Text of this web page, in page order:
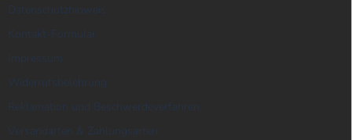
Datenschutzhinweis
Kontakt-Formular
Impressum
Widerrufsbelehrung
Reklamation und Beschwerdeverfahren
Versandarten & Zahlungsarten